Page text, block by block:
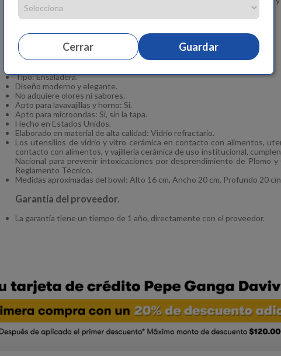
Cerrar Guardar
Características:
Bowl para Ensalada Mezclador.
Capacidad: 1 L.
Color: Transparente.
Tipo: Ensaladera.
Diseño moderno y elegante.
No adquiere olores ni sabores.
Apto para lavavajillas y horno: Si.
Apto para microondas: Si, sin la tapa.
Hecho en Estados Unidos.
Elaborado en material de alta calidad: Vidrio refractario.
Los utensilios de vidrio y vitro cerámica en contacto con alimentos,
contacto con alimentos, y vajillería cerámica de uso institucional,
Nacional para prevenir intoxicaciones por desprendimiento de Plomo
Reglamento Técnico.
Medidas aproximadas del bowl: Alto 16 cm, Ancho 20 cm, Profundo 20
Garantía del proveedor.
La garantía tiene un tiempo de 1 año, directamente con el proveedor.